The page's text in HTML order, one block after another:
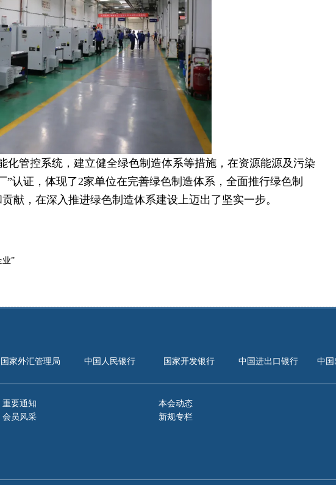
管控系统，建立健全绿色制造体系等措施，在资源能源及污染
认证，体现了2家单位在完善绿色制造体系，全面推行绿色制
献，在深入推进绿色制造体系建设上迈出了坚实一步。
”
国家外汇管理局 中国人民银行 国家开发银行 中国进出口银行 中国
重要通知
本会动态
会员风采
新规专栏